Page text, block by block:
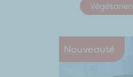
Végétarien
Nouveauté